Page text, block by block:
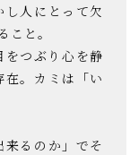
し人にとって欠
と。
つぶり心を静
。カミは「い
来るのか」でそ